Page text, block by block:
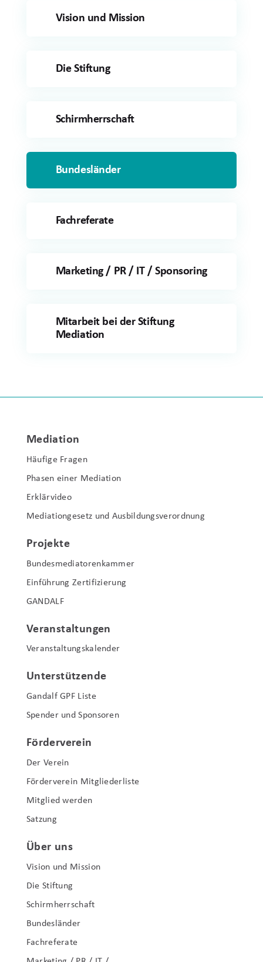
Vision und Mission
Die Stiftung
Schirmherrschaft
Bundesländer
Fachreferate
Marketing / PR / IT / Sponsoring
Mitarbeit bei der Stiftung
Mediation
Mediation
Häufige Fragen
Phasen einer Mediation
Erklärvideo
Mediationgesetz und Ausbildungsverordnung
Projekte
Bundesmediatorenkammer
Einführung Zertifizierung
GANDALF
Veranstaltungen
Veranstaltungskalender
Unterstützende
Gandalf GPF Liste
Spender und Sponsoren
Förderverein
Der Verein
Förderverein Mitgliederliste
Mitglied werden
Satzung
Über uns
Vision und Mission
Die Stiftung
Schirmherrschaft
Bundesländer
Fachreferate